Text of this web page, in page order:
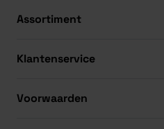
Assortiment
Klantenservice
Voorwaarden